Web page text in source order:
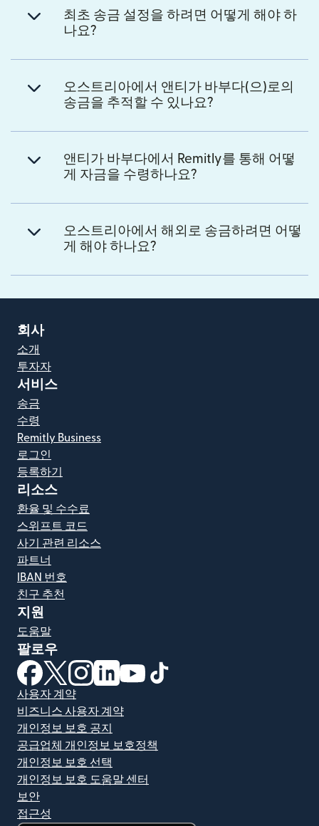
최초 송금 설정을 하려면 어떻게 해야 하
나요?
오스트리아에서 앤티가 바부다(으)로의
송금을 추적할 수 있나요?
앤티가 바부다에서 Remitly를 통해 어떻
게 자금을 수령하나요?
오스트리아에서 해외로 송금하려면 어떻
게 해야 하나요?
회사
소개
투자자
서비스
송금
수령
Remitly Business
로그인
등록하기
리소스
환율 및 수수료
스위프트 코드
사기 관련 리소스
파트너
IBAN 번호
친구 추천
지원
도움말
팔로우
(새 창에서 열림)
(새 창에서 열림)
(새 창에서 열림)
(새 창에서 열림)
(새 창에서 열림)
사용자 계약
비즈니스 사용자 계약
개인정보 보호 공지
공급업체 개인정보 보호정책
개인정보 보호 선택
개인정보 보호 도움말 센터
보안
접근성